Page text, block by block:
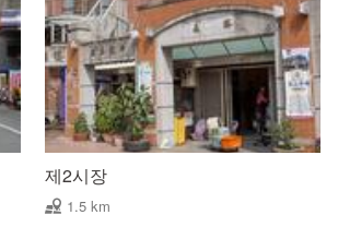
제2시장
1.5 km